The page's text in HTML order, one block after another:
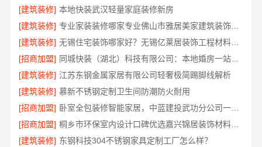
[建筑装修] 本地快装武汉轻量家庭装修新房
[建筑装修]
专业家装装修哪家专业佛山市雅居美家建筑装饰工程有限公司口碑保障
[建筑装修]
无锡住宅装饰哪家好？无锡亿莱居装饰工程材料有限公司专业打造
[招商加盟]
同城快装（湖北）科技有限公司：本地婚房一站式装修，一口价工期保障
[建筑装修] 江苏东钢金属家居有限公司轻奢极简踢脚线解析
[建筑装修] 慕新不锈钢定制卫生间防潮防火耐用
[招商加盟]
卧室全包装修智能家居，中蓝建投武功分公司一站交付
[招商加盟]
桐乡市环保室内设计口碑优选嘉兴锦居装饰材料有限公司
[建筑装修] 东钢科技304不锈钢家具定制工厂怎么样？